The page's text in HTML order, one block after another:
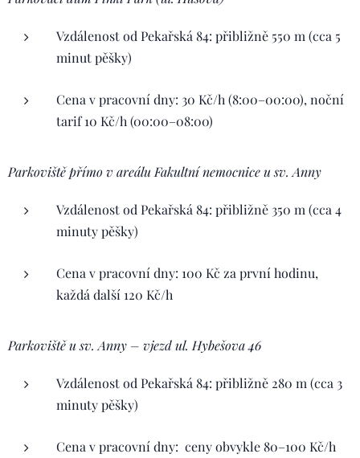
Vzdálenost od Pekařská 84: přibližně 550 m (cca 5
minut pěšky)
Cena v pracovní dny: 30 Kč/h (8:00–00:00), noční
tarif 10 Kč/h (00:00–08:00)
Parkoviště přímo v areálu Fakultní nemocnice u sv. Anny
Vzdálenost od Pekařská 84: přibližně 350 m (cca 4
minuty pěšky)
Cena v pracovní dny: 100 Kč za první hodinu,
každá další 120 Kč/h
Parkoviště u sv. Anny – vjezd ul. Hybešova 46
Vzdálenost od Pekařská 84: přibližně 280 m (cca 3
minuty pěšky)
Cena v pracovní dny: ceny obvykle 80–100 Kč/h